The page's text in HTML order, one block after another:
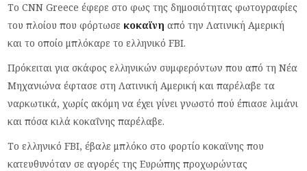
Το CNN Greece έφερε στο φως της δημοσιότητας φωτογραφίες
του πλοίου που φόρτωσε κοκαϊνη από την Λατινική Αμερική
και το οποίο μπλόκαρε το ελληνικό FBI.
Πρόκειται για σκάφος ελληνικών συμφερόντων που από τη Νέα
Μηχανιώνα έφτασε στη Λατινική Αμερική και παρέλαβε τα
ναρκωτικά, χωρίς ακόμη να έχει γίνει γνωστό πού έπιασε λιμάνι
και πόσα κιλά κοκαΐνης παρέλαβε.
Το ελληνικό FBI, έβαλε μπλόκο στο φορτίο κοκαϊνης που
κατευθυνόταν σε αγορές της Ευρώπης προχωρώντας